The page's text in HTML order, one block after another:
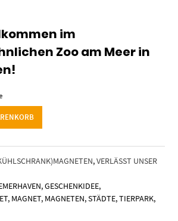
im
Zoo am Meer in
,VERLÄSST UNSER
,GESCHENKIDEE,
, MAGNET, MAGNETEN,STÄDTE,TIERPARK,